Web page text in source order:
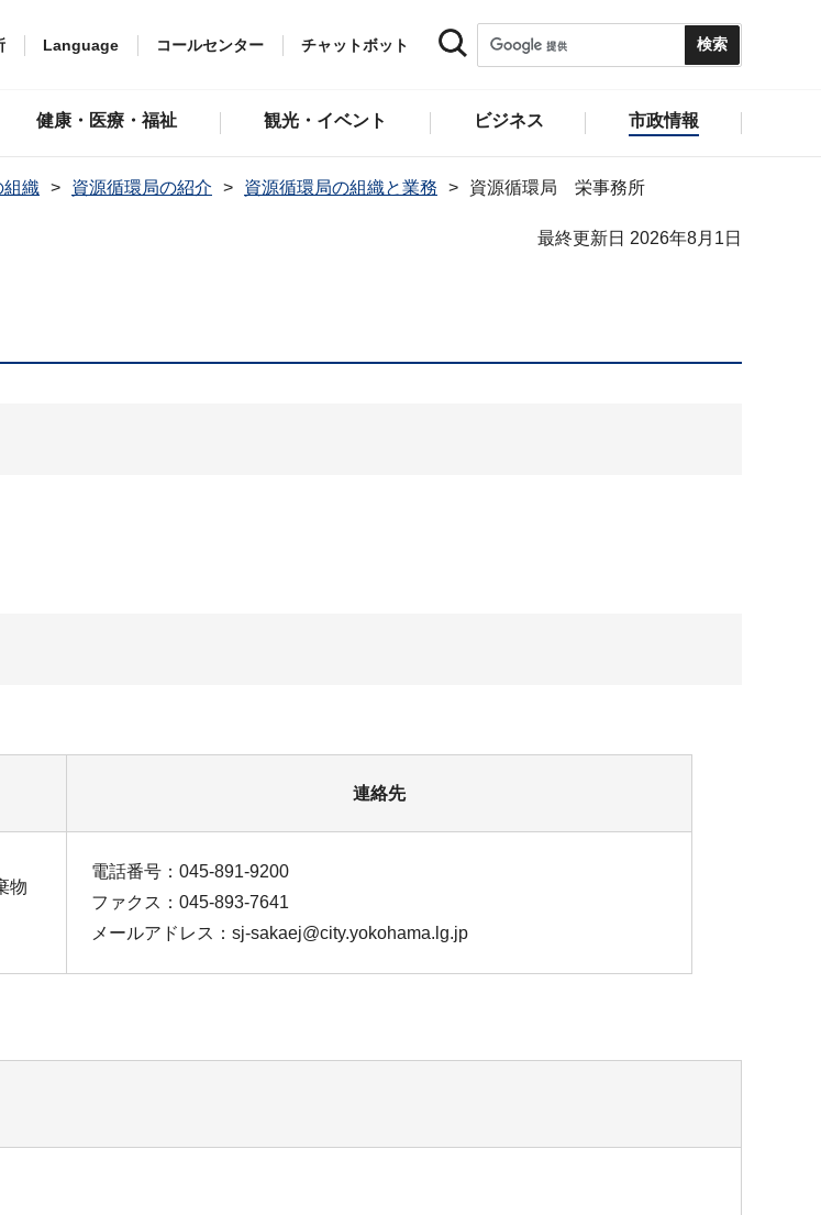
Language コールセンター チャットボット
健康・医療・福祉 観光・イベント ビジネス 市政情報
組織 資源循環局の紹介 資源循環局の組織と業務 資源循環局 栄事務所
最終更新日 2026年8月1日
連絡先
物
電話番号：045-891-9200
ファクス：045-893-7641
メールアドレス：sj-sakaej@city.yokohama.lg.jp